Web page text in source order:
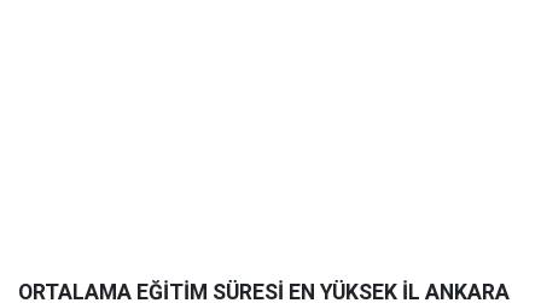
ORTALAMA EĞİTİM SÜRESİ EN YÜKSEK İL ANKARA